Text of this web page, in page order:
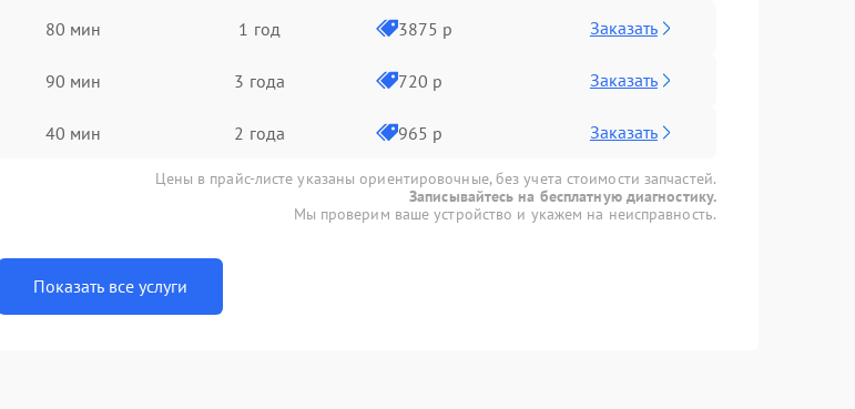
80 мин 1 год 3875 р Заказать
90 мин 3 года 720 р Заказать
40 мин 2 года 965 р Заказать
Цены в прайс-листе указаны ориентировочные, без учета стоимости запчастей.
Записывайтесь на бесплатную диагностику.
Мы проверим ваше устройство и укажем на неисправность.
Показать все услуги